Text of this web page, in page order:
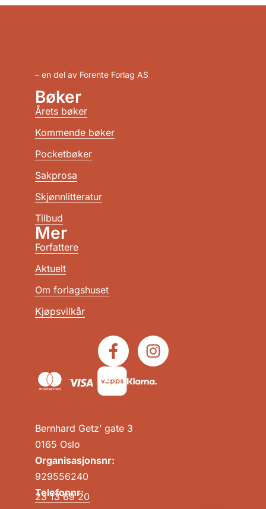
– en del av Forente Forlag AS
Bernhard Getz’ gate 3
0165 Oslo
Organisasjonsnr:
929556240
Telefonnr:
23 13 69 20
Bøker
Årets bøker
Kommende bøker
Pocketbøker
Sakprosa
Skjønnlitteratur
Tilbud
Mer
Forfattere
Aktuelt
Om forlagshuset
Kjøpsvilkår